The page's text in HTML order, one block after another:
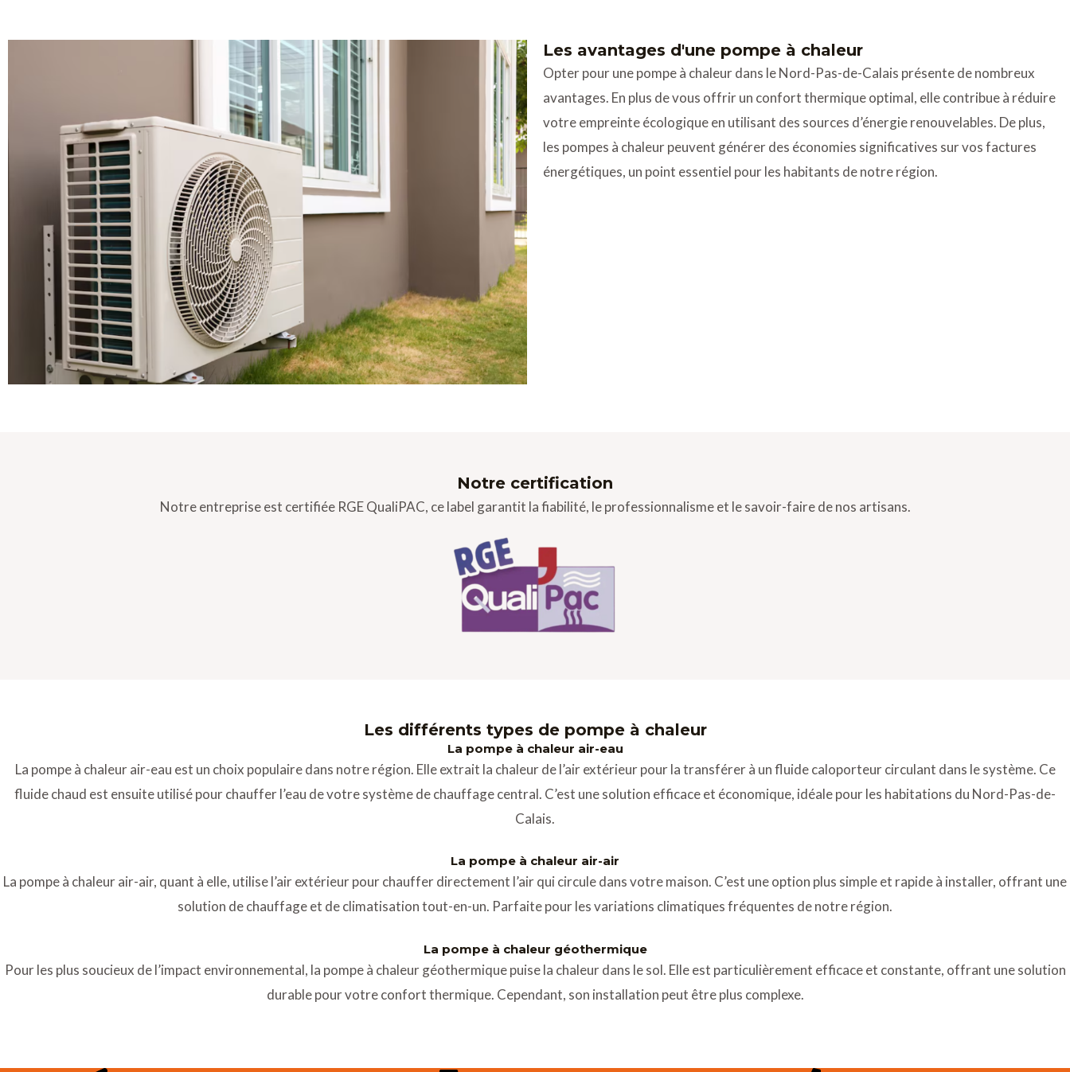
Les avantages d'une pompe à chaleur
Opter pour une pompe à chaleur dans le Nord-Pas-de-Calais présente de nombreux
avantages. En plus de vous offrir un confort thermique optimal, elle contribue à réduire
votre empreinte écologique en utilisant des sources d’énergie renouvelables. De plus,
les pompes à chaleur peuvent générer des économies significatives sur vos factures
énergétiques, un point essentiel pour les habitants de notre région.
Notre certification
Notre entreprise est certifiée RGE QualiPAC, ce label garantit la fiabilité, le professionnalisme et le savoir-faire de nos artisans.
Les différents types de pompe à chaleur
La pompe à chaleur air-eau
La pompe à chaleur air-eau est un choix populaire dans notre région. Elle extrait la chaleur de l’air extérieur pour la transférer à un fluide caloporteur circulant dans le système. Ce
fluide chaud est ensuite utilisé pour chauffer l’eau de votre système de chauffage central. C’est une solution efficace et économique, idéale pour les habitations du Nord-Pas-de-
Calais.
La pompe à chaleur air-air
La pompe à chaleur air-air, quant à elle, utilise l’air extérieur pour chauffer directement l’air qui circule dans votre maison. C’est une option plus simple et rapide à installer, offrant une
solution de chauffage et de climatisation tout-en-un. Parfaite pour les variations climatiques fréquentes de notre région.
La pompe à chaleur géothermique
Pour les plus soucieux de l’impact environnemental, la pompe à chaleur géothermique puise la chaleur dans le sol. Elle est particulièrement efficace et constante, offrant une solution
durable pour votre confort thermique. Cependant, son installation peut être plus complexe.